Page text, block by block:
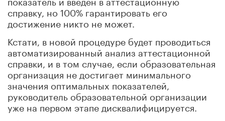
справку, но 100% гарантировать его
достижение никто не может.
Кстати, в новой процедуре будет проводиться
автоматизированный анализ аттестационной
справки, и в том случае, если образовательная
организация не достигает минимального
значения оптимальных показателей,
руководитель образовательной организации
уже на первом этапе дисквалифицируется.